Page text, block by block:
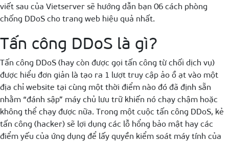
viết sau của Vietserver sẽ hướng dẫn bạn 06 cách phòng
chống DDoS cho trang web hiệu quả nhất.
Tấn công DDoS là gì?
Tấn công DDoS (hay còn được gọi tấn công từ chối dịch vụ)
được hiểu đơn giản là tạo ra 1 lượt truy cập ảo ồ ạt vào một
địa chỉ website tại cùng một thời điểm nào đó đã định sẵn
nhằm “đánh sập” máy chủ lưu trữ khiến nó chạy chậm hoặc
không thể chạy được nữa. Trong một cuộc tấn công DDoS, kẻ
tấn công (hacker) sẽ lợi dụng các lỗ hổng bảo mật hay các
điểm yếu của ứng dụng để lấy quyền kiểm soát máy tính của